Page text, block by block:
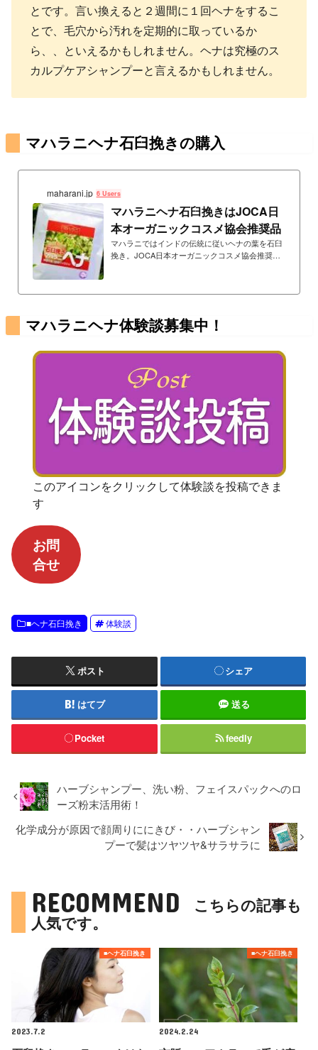
とです。言い換えると２週間に１回ヘナをするこ
とで、毛穴から汚れを定期的に取っているか
ら、、といえるかもしれません。ヘナは究極のス
カルプケアシャンプーと言えるかもしれません。
マハラニヘナ石臼挽きの購入
maharani.jp 6 Users
マハラニヘナ石臼挽きはJOCA日
本オーガニックコスメ協会推奨品
マハラニではインドの伝統に従いヘナの葉を石臼
挽き。JOCA日本オーガニックコスメ協会推奨
マハラニヘナ体験談募集中！
このアイコンをクリックして体験談を投稿できま
す
お問
合せ
■ヘナ石臼挽き 体験談
ポスト シェア
はてブ 送る
Pocket feedly
ハーブシャンプー、洗い粉、フェイスパックへのロ
ーズ粉末活用術！
化学成分が原因で顔周りににきび・・ハーブシャン
プーで髪はツヤツヤ&サラサラに
RECOMMEND
こちらの記事も
人気です。
■ヘナ石臼挽き
2023.7.2
■ヘナ石臼挽き
2024.2.24